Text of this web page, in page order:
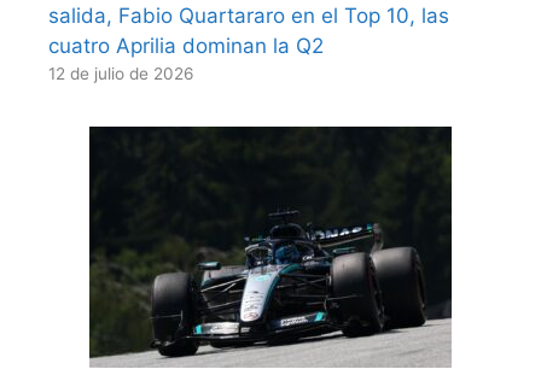
salida, Fabio Quartararo en el Top 10, las
cuatro Aprilia dominan la Q2
12 de julio de 2026